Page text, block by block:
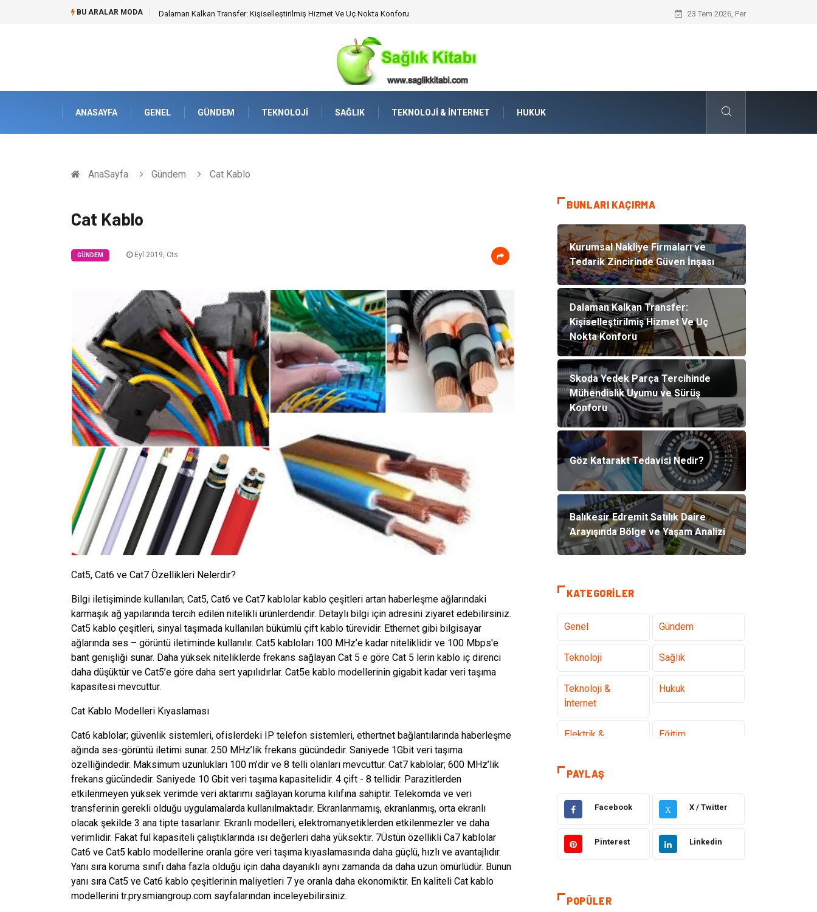
BU ARALAR MODA Skoda Yedek Parça Tercihinde Mühendislik Uyumu ve Sürüş Konforu Göz Katarakt Tedavisi Nedir?
23 Tem 2026, Per
ANASAYFA GENEL GÜNDEM TEKNOLOJI SAĞLIK TEKNOLOJI & İNTERNET HUKUK
AnaSayfa Gündem Cat Kablo
Cat Kablo
GÜNDEM Eyl 2019, Cts
Cat5, Cat6 ve Cat7 Özellikleri Nelerdir?
Bilgi iletişiminde kullanılan; Cat5, Cat6 ve Cat7 kablolar kablo çeşitleri artan haberleşme ağlarındaki
karmaşık ağ yapılarında tercih edilen nitelikli ürünlerdendir. Detaylı bilgi için adresini ziyaret edebilirsiniz.
Cat5 kablo çeşitleri, sinyal taşımada kullanılan bükümlü çift kablo türevidir. Ethernet gibi bilgisayar
ağlarında ses – görüntü iletiminde kullanılır. Cat5 kabloları 100 MHz’e kadar niteliklidir ve 100 Mbps'e
bant genişliği sunar. Daha yüksek niteliklerde frekans sağlayan Cat 5 e göre Cat 5 lerin kablo iç direnci
daha düşüktür ve Cat5’e göre daha sert yapılıdırlar. Cat5e kablo modellerinin gigabit kadar veri taşıma
kapasitesi mevcuttur.
Cat Kablo Modelleri Kıyaslaması
Cat6 kablolar; güvenlik sistemleri, ofislerdeki IP telefon sistemleri, ethertnet bağlantılarında haberleşme
ağında ses-görüntü iletimi sunar. 250 MHz’lik frekans gücündedir. Saniyede 1Gbit veri taşıma
özelliğindedir. Maksimum uzunlukları 100 m’dir ve 8 telli olanları mevcuttur. Cat7 kablolar; 600 MHz’lik
frekans gücündedir. Saniyede 10 Gbit veri taşıma kapasitelidir. 4 çift - 8 tellidir. Parazitlerden
etkilenmeyen yüksek verimde veri aktarımı sağlayan koruma kılıfına sahiptir. Telekomda ve veri
transferinin gerekli olduğu uygulamalarda kullanılmaktadır. Ekranlanmamış, ekranlanmış, orta ekranlı
olacak şekilde 3 ana tipte tasarlanır. Ekranlı modelleri, elektromanyetiklerden etkilenmezler ve daha
verimlidir. Fakat ful kapasiteli çalıştıklarında ısı değerleri daha yüksektir. 7Üstün özellikli Ca7 kablolar
Cat6 ve Cat5 kablo modellerine oranla göre veri taşıma kıyaslamasında daha güçlü, hızlı ve avantajlıdır.
Yanı sıra koruma sınıfı daha fazla olduğu için daha dayanıklı aynı zamanda da daha uzun ömürlüdür. Bunun
yanı sıra Cat5 ve Cat6 kablo çeşitlerinin maliyetleri 7 ye oranla daha ekonomiktir. En kaliteli Cat kablo
modellerini tr.prysmiangroup.com sayfalarından inceleyebilirsiniz.
BUNLARI KAÇIRMA
Kurumsal Nakliye Firmaları ve
Tedarik Zincirinde Güven İnşası
Dalaman Kalkan Transfer:
Kişiselleştirilmiş Hizmet Ve Uç
Nokta Konforu
Skoda Yedek Parça Tercihinde
Mühendislik Uyumu ve Sürüş
Konforu
Göz Katarakt Tedavisi Nedir?
Balıkesir Edremit Satılık Daire
Arayışında Bölge ve Yaşam Analizi
KATEGORILER
Genel Gündem
Teknoloji Sağlık
Teknoloji &
İnternet
Hukuk
Elektrik &
Eğitim
Gıda
Otomotiv Tanıtıcı Reklam
PAYLAŞ
Facebook X X / Twitter
Pinterest Linkedin
POPÜLER